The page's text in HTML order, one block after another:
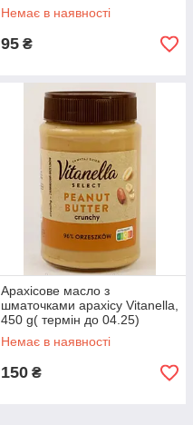
Немає в наявності
95 ₴
Арахісове масло з
шматочками арахісу Vitanella,
450 g( термін до 04.25)
Немає в наявності
150 ₴